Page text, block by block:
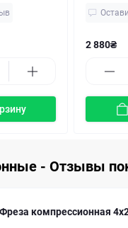
2 880₴
- Отзывы
Фреза компрессионная